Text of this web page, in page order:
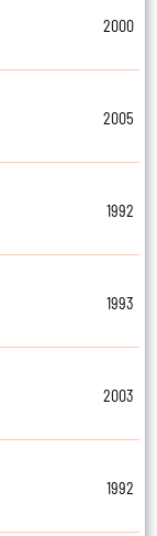
2000
2005
1992
1993
2003
1992